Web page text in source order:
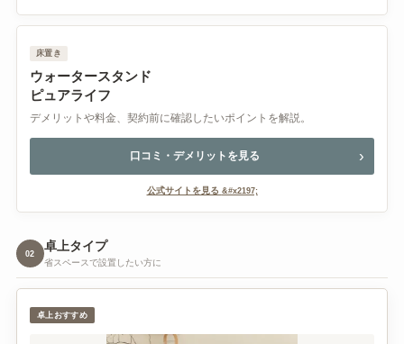
床置き
ウォータースタンド
ピュアライフ
デメリットや料金、契約前に確認したいポイントを解説。
口コミ・デメリットを見る
公式サイトを見る
02
卓上タイプ
省スペースで設置したい方に
卓上おすすめ